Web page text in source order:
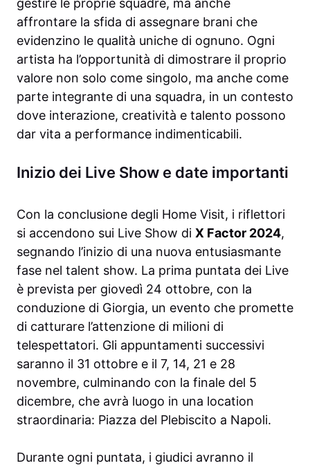
gestire le proprie squadre, ma anche
affrontare la sfida di assegnare brani che
evidenzino le qualità uniche di ognuno. Ogni
artista ha l’opportunità di dimostrare il proprio
valore non solo come singolo, ma anche come
parte integrante di una squadra, in un contesto
dove interazione, creatività e talento possono
dar vita a performance indimenticabili.
Inizio dei Live Show e date importanti
Con la conclusione degli Home Visit, i riflettori
si accendono sui Live Show di X Factor 2024,
segnando l’inizio di una nuova entusiasmante
fase nel talent show. La prima puntata dei Live
è prevista per giovedì 24 ottobre, con la
conduzione di Giorgia, un evento che promette
di catturare l’attenzione di milioni di
telespettatori. Gli appuntamenti successivi
saranno il 31 ottobre e il 7, 14, 21 e 28
novembre, culminando con la finale del 5
dicembre, che avrà luogo in una location
straordinaria: Piazza del Plebiscito a Napoli.
Durante ogni puntata, i giudici avranno il